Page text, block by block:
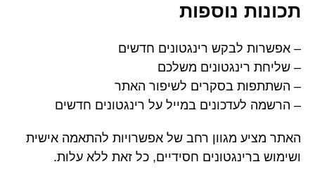
תכונות נוספות
– אפשרות לבקש רינגטונים חדשים
– שליחת רינגטונים משלכם
– השתתפות בסקרים לשיפור האתר
– הרשמה לעדכונים במייל על רינגטונים חדשים
האתר מציע מגוון רחב של אפשרויות להתאמה אישית
ושימוש ברינגטונים חסידיים, כל זאת ללא עלות.